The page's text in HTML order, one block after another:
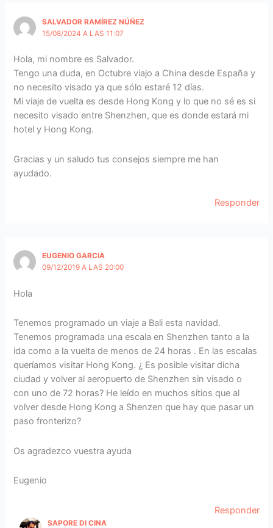
SALVADOR RAMÍREZ NÚÑEZ
15/08/2024 A LAS 11:07
Hola, mi nombre es Salvador.
Tengo una duda, en Octubre viajo a China desde España y
no necesito visado ya que sólo estaré 12 días.
Mi viaje de vuelta es desde Hong Kong y lo que no sé es si
necesito visado entre Shenzhen, que es donde estará mi
hotel y Hong Kong.
Gracias y un saludo tus consejos siempre me han
ayudado.
Responder
EUGENIO GARCIA
09/12/2019 A LAS 20:00
Hola
Tenemos programado un viaje a Bali esta navidad.
Tenemos programada una escala en Shenzhen tanto a la
ida como a la vuelta de menos de 24 horas . En las escalas
queríamos visitar Hong Kong. ¿ Es posible visitar dicha
ciudad y volver al aeropuerto de Shenzhen sin visado o
con uno de 72 horas? He leído en muchos sitios que al
volver desde Hong Kong a Shenzen que hay que pasar un
paso fronterizo?
Os agradezco vuestra ayuda
Eugenio
Responder
SAPORE DI CINA